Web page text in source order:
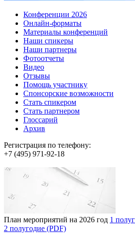
Конференции 2026
Онлайн-форматы
Материалы конференций
Наши спикеры
Наши партнеры
Фотоотчеты
Видео
Отзывы
Помощь участнику
Спонсорские возможности
Стать спикером
Стать партнером
Глоссарий
Архив
Регистрация по телефону:
+7 (495) 971-92-18
План мероприятий на 2026 год 1
2 полугодие (PDF)